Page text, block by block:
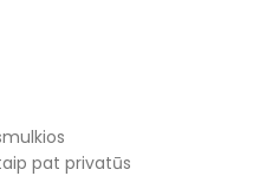
pat privatūs